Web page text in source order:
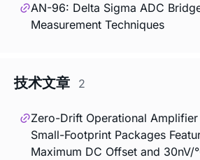
AN-96: Delta Sigma ADC
Measurement Techniques
技术文章 2
Zero-Drift Operational
Small-Footprint Packages
Maximum DC Offset and 30nV/